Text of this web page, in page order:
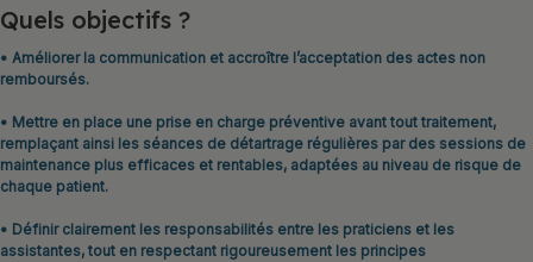
Quels objectifs ?
• Améliorer la communication et accroître l’acceptation des actes non
remboursés.
• Mettre en place une prise en charge préventive avant tout traitement,
remplaçant ainsi les séances de détartrage régulières par des sessions de
maintenance plus efficaces et rentables, adaptées au niveau de risque de
chaque patient.
• Définir clairement les responsabilités entre les praticiens et les
assistantes, tout en respectant rigoureusement les principes